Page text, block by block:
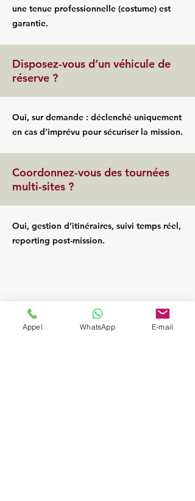
une tenue professionnelle (costume) est
garantie.
Disposez-vous d’un véhicule de
réserve ?
Oui, sur demande : déclenché uniquement
en cas d’imprévu pour sécuriser la mission.
Coordonnez-vous des tournées
multi-sites ?
Oui, gestion d’itinéraires, suivi temps réel,
reporting post-mission.
Appel WhatsApp E-mail